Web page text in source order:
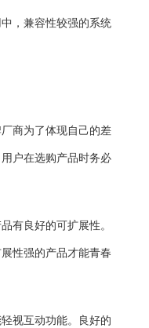
，兼容性较强的系统
商为了体现自己的差
户在选购产品时务必
有良好的可扩展性。
性强的产品才能青春
视互动功能。良好的